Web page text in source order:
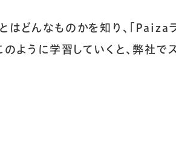
はどんなものかを知り、「Paiza
のように学習していくと、弊社